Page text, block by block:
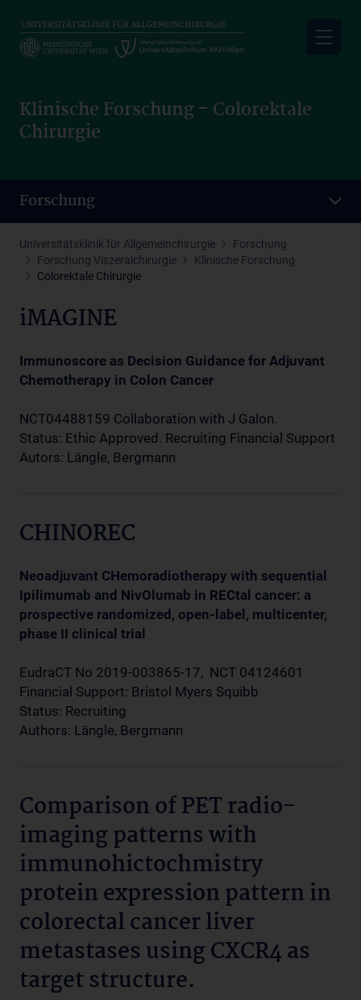
main
Klinische Forschung - Colorektale
Chirurgie
Forschung
Universitätsklinik für Allgemeinchirurgie
Forschung
Forschung Viszeralchirurgie
Klinische Forschung
Colorektale Chirurgie
iMAGINE
Immunoscore as Decision Guidance for Adjuvant
Chemotherapy in Colon Cancer
NCT04488159 Collaboration with J Galon.
Status: Ethic Approved. Recruiting Financial Support
Autors: Längle, Bergmann
CHINOREC
Neoadjuvant CHemoradiotherapy with sequential
Ipilimumab and NivOlumab in RECtal cancer: a
prospective randomized, open-label, multicenter,
phase II clinical trial
EudraCT No 2019-003865-17, NCT 04124601
Financial Support: Bristol Myers Squibb
Status: Recruiting
Authors: Längle, Bergmann
Comparison of PET radio-
imaging patterns with
immunohictochmistry
protein expression pattern in
colorectal cancer liver
metastases using CXCR4 as
target structure.